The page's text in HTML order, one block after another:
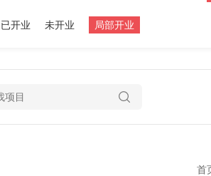
已开业 未开业 局部开业
首